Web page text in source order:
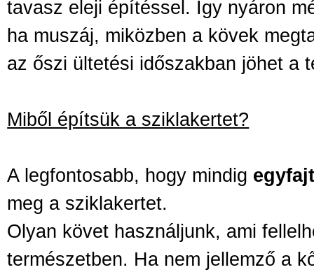
tavasz eleji építéssel. Így nyáron
ha muszáj, miközben a kövek
az őszi ültetési időszakban jöhet a
Miből építsük a sziklakertet?
A legfontosabb, hogy mindig
meg a sziklakertet.
Olyan követ használjunk, ami
természetben. Ha nem jellemző a